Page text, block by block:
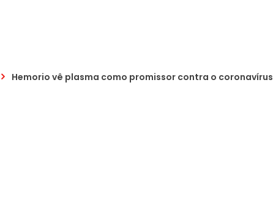
Hemorio vê plasma como promissor contra o coronavírus